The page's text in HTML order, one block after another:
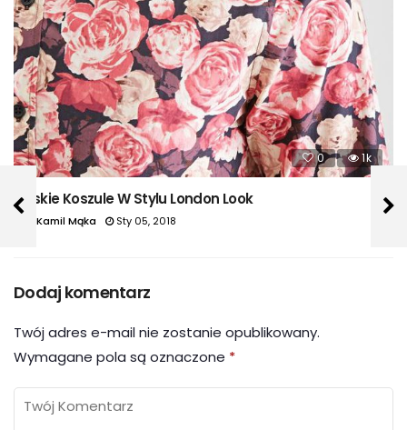
0 1k
Męskie Koszule W Stylu London Look
Kamil Mąka Sty 05, 2018
Dodaj komentarz
Twój adres e-mail nie zostanie opublikowany.
Wymagane pola są oznaczone *